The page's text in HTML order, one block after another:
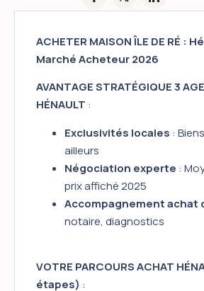
ACHETER MAISON ÎLE DE RÉ :
Marché Acheteur 2026
AVANTAGE STRATÉGIQUE 3
HÉNAULT :
Exclusivités locales :
ailleurs
Négociation experte :
prix affiché 2025
Accompagnement achat
notaire, diagnostics
VOTRE PARCOURS ACHAT
étapes) :